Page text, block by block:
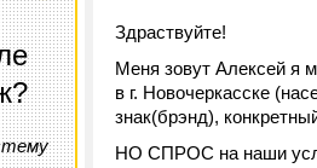
Здраствуйте!
Меня зовут Алексей я
в г. Новочеркасске
знак(брэнд),
НО СПРОС на наши